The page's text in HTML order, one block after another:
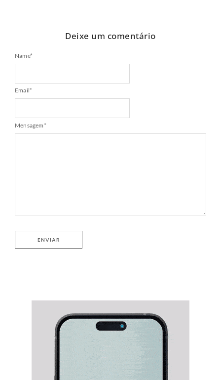
Deixe um comentário
Name*
Email*